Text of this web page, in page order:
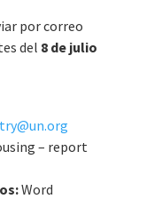
por correo
del 8 de julio
– report
Word